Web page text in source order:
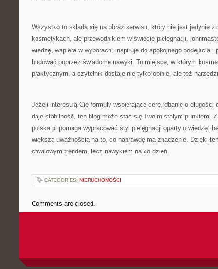
Wszystko to składa się na obraz serwisu, który nie jest jedynie
kosmetykach, ale przewodnikiem w świecie pielęgnacji.
wiedzę, wspiera w wyborach, inspiruje do spokojnego podejścia i
budować poprzez świadome nawyki. To miejsce, w którym
praktycznym, a czytelnik dostaje nie tylko opinie, ale też
Jeżeli interesują Cię formuły wspierające cerę, dbanie o
daje stabilność, ten blog może stać się Twoim stałym punktem.
polska.pl pomaga wypracować styl pielęgnacji oparty o wiedzę:
większą uważnością na to, co naprawdę ma znaczenie. Dzięki
chwilowym trendem, lecz nawykiem na co dzień.
CATEGORIES: NIERUCHOMOŚCI
Comments are closed.